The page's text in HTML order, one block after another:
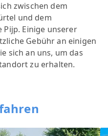
zwischen dem
und dem
Einige unserer
Gebühr an einigen
sich an uns, um das
zu erhalten.